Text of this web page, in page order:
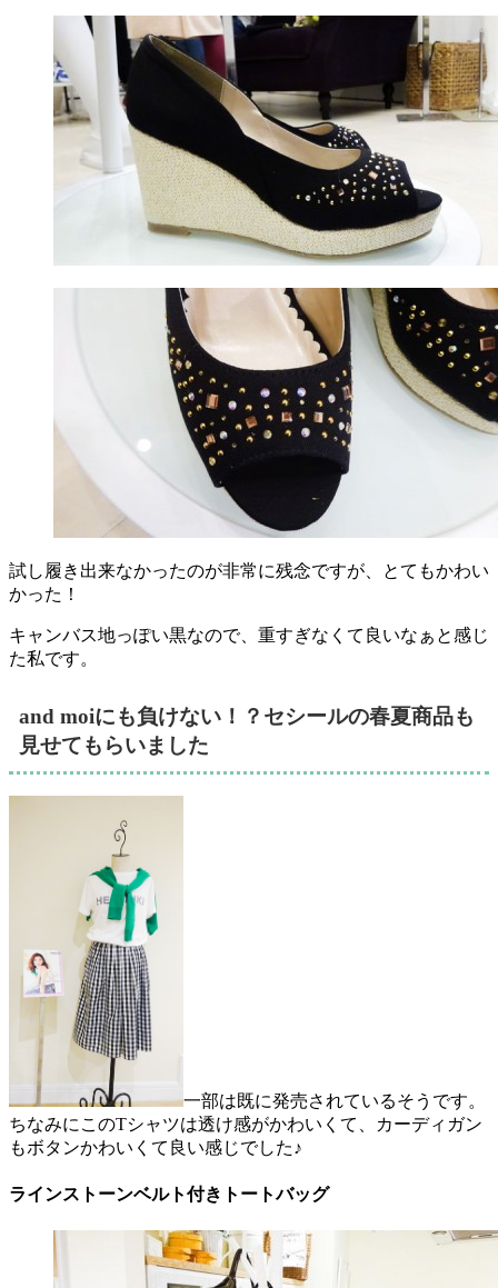
試し履き出来なかったのが非常に残念ですが、とてもかわい
かった！
キャンバス地っぽい黒なので、重すぎなくて良いなぁと感じ
た私です。
and moiにも負けない！？セシールの春夏商品も
見せてもらいました
一部は既に発売されているそうです。
ちなみにこのTシャツは透け感がかわいくて、カーディガン
もボタンかわいくて良い感じでした♪
ラインストーンベルト付きトートバッグ